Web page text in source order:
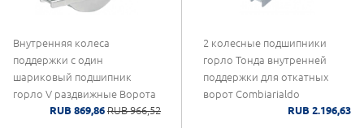
Внутренняя колеса
поддержки с один
шариковый подшипник
горло V раздвижные Ворота
RUB 869,86 RUB 966,52
2 колесные подшипники
горло Тонда внутренней
поддержки для откатных
ворот Combiarialdo
RUB 2.196,63